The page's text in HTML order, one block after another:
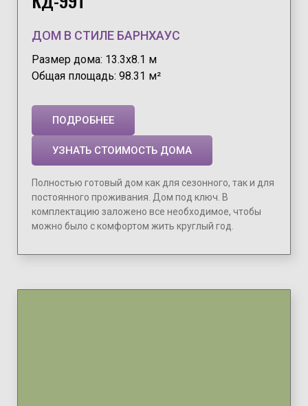
ДОМ В СТИЛЕ БАРНХАУС
Размер дома: 13.3х8.1 м
Общая площадь: 98.31 м²
ПОДРОБНЕЕ
УЗНАТЬ СТОИМОСТЬ ДОМА
Полностью готовый дом как для сезонного, так и для
постоянного проживания. Дом под ключ. В
комплектацию заложено все необходимое, чтобы
можно было с комфортом жить круглый год.